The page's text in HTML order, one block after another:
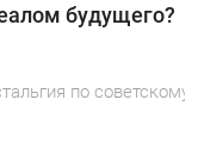
будущего?
по советскому